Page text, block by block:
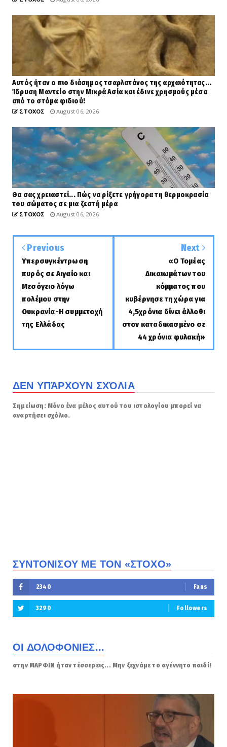
Αυτός ήταν ο πιο διάσημος τσαρλατάνος της αρχαιότητας...
Ίδρυση Μαντείο στην Μικρά Ασία και έδινε χρησμούς μέσα
από το στόμα φιδιού!
ΣΤΟΧΟΣ August 06, 2026
Θα σας χρειαστεί... Πώς να ρίξετε γρήγορα τη θερμοκρασία
του σώματος σε μια ζεστή μέρα
ΣΤΟΧΟΣ August 06, 2026
Previous
Υπερσυγκέντρωση
πυρός σε Αιγαίο και
Μεσόγειο λόγω
πολέμου στην
Ουκρανία-Η συμμετοχή
της Ελλάδας
Next
«Ο Τομέας
Δικαιωμάτων του
κόμματος που
κυβέρνησε τη χώρα για
4,5χρόνια δίνει άλλοθι
στον καταδικασμένο σε
44 χρόνια φυλακή»
ΔΕΝ ΥΠΆΡΧΟΥΝ ΣΧΌΛΙΑ
Σημείωση: Μόνο ένα μέλος αυτού του ιστολογίου μπορεί να
αναρτήσει σχόλιο.
ΣΥΝΤΟΝΙΣΟΥ ΜΕ ΤΟΝ «ΣΤΟΧΟ»
2340 Fans
3290 Followers
ΟΙ ΔΟΛΟΦΟΝΙΕΣ...
στην ΜΑΡΦΙΝ ήταν τέσσερεις... Μην ξεχνάμε το αγέννητο παιδί!